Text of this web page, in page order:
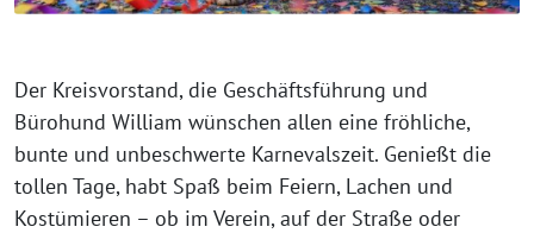
Der Kreisvorstand, die Geschäftsführung und
Bürohund William wünschen allen eine fröhliche,
bunte und unbeschwerte Karnevalszeit. Genießt die
tollen Tage, habt Spaß beim Feiern, Lachen und
Kostümieren – ob im Verein, auf der Straße oder